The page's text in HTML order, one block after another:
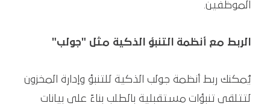
الموظفين.
الربط مع أنظمة التنبؤ الذكية مثل "جولب"
يُمكنك ربط أنظمة جولب الذكية للتنبؤ وإدارة المخزون
لتتلقى تنبؤات مستقبلية بالطلب بناءً على بيانات